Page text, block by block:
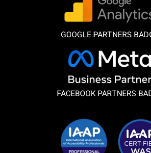
GOOGLE PARTNERS
FACEBOOK PARTNERS